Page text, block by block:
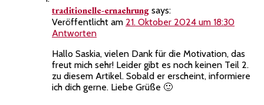
traditionelle-ernaehrung says:
Veröffentlicht am 21. Oktober 2024 um 18:30
Antworten
Hallo Saskia, vielen Dank für die Motivation, das
freut mich sehr! Leider gibt es noch keinen Teil 2.
zu diesem Artikel. Sobald er erscheint, informiere
ich dich gerne. Liebe Grüße 🙂